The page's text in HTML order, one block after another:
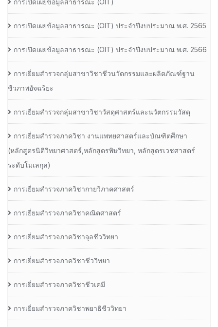
การเปิดเผยข้อมูลสาธารณะ (OIT)
การเปิดเผยข้อมูลสาธารณะ (OIT) ประจำปีงบประมาณ พ.ศ. 2565
การเปิดเผยข้อมูลสาธารณะ (OIT) ประจำปีงบประมาณ พ.ศ. 2566
การเยี่ยมสำรวจกลุ่มสาขาวิชาชีวนวัตกรรมและผลิตภัณฑ์ฐาน
ชีวภาพอัจฉริยะ
การเยี่ยมสำรวจกลุ่มสาขาวิชาวัสดุศาสตร์และนวัตกรรมวัสดุ
การเยี่ยมสำรวจภาควิชา งานแพทยศาสตร์และบัณฑิตศึกษา
(หลักสูตรนิติวิทยาศาสตร์,หลักสูตรพิษวิทยา, หลักสูตรเวชศาสตร์
ระดับโมเลกุล)
การเยี่ยมสำรวจภาควิชากายวิภาคศาสตร์
การเยี่ยมสำรวจภาควิชาคณิตศาสตร์
การเยี่ยมสำรวจภาควิชาจุลชีววิทยา
การเยี่ยมสำรวจภาควิชาชีววิทยา
การเยี่ยมสำรวจภาควิชาชีวเคมี
การเยี่ยมสำรวจภาควิชาพยาธิชีววิทยา